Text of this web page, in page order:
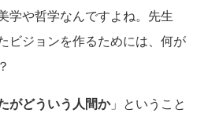
学や哲学なんですよね。先生
ビジョンを作るためには、何が
がどういう人間か」ということ